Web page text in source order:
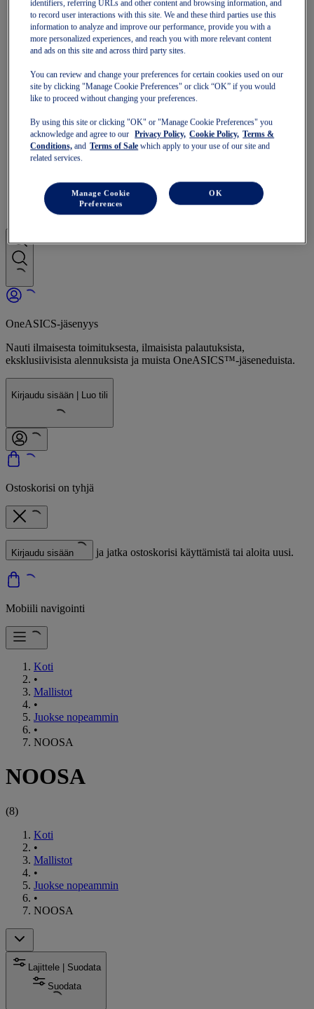
GEL-CUMULUS
GEL-PULSE
Kestävyysjuoksu – vakaus
GEL-KAYANO
GT-1000
Juokse nopeammin
NOVABLAST
NOOSA
Polkujuoksu
GEL-VENTURE
SportStyle
GEL-QUANTUM
JAPAN S
OneASICS-jäsenyys
Nauti ilmaisesta toimituksesta, ilmaisista palautuksista,
eksklusiivisista alennuksista ja muista OneASICS™-jäseneduista.
Kirjaudu sisään | Luo tili
Ostoskorisi on tyhjä
Kirjaudu sisään ja jatka ostoskorisi käyttämistä tai aloita uusi.
Mobiili navigointi
Koti
•
Mallistot
•
Juokse nopeammin
•
NOOSA
NOOSA
(8)
Koti
•
Mallistot
•
Juokse nopeammin
•
NOOSA
Lajittele | Suodata
Suodata
identifiers, referring URLs and other content and browsing information, and
to record user interactions with this site. We and these third parties use this
information to analyze and improve our performance, provide you with a
more personalized experiences, and reach you with more relevant content
and ads on this site and across third party sites.
You can review and change your preferences for certain cookies used on our
site by clicking "Manage Cookie Preferences" or click “OK” if you would
like to proceed without changing your preferences.
By using this site or clicking "OK" or "Manage Cookie Preferences" you
acknowledge and agree to our
Privacy Policy, Cookie Policy, Terms &
Conditions, and Terms of Sale which apply to your use of our site and
related services.
Manage Cookie
Preferences
OK